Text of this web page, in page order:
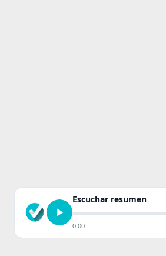
Escuchar resumen
0:00